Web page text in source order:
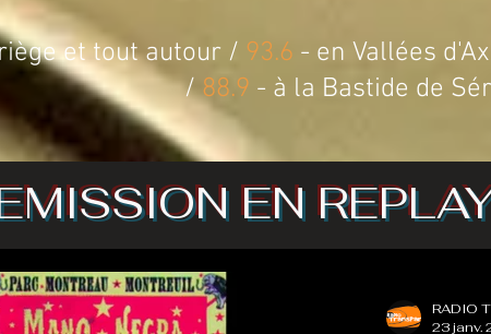
et tout autour / 93.6 - en Vallées
/88.9 - à la Bastide de
RADIO
23 janv.
EN